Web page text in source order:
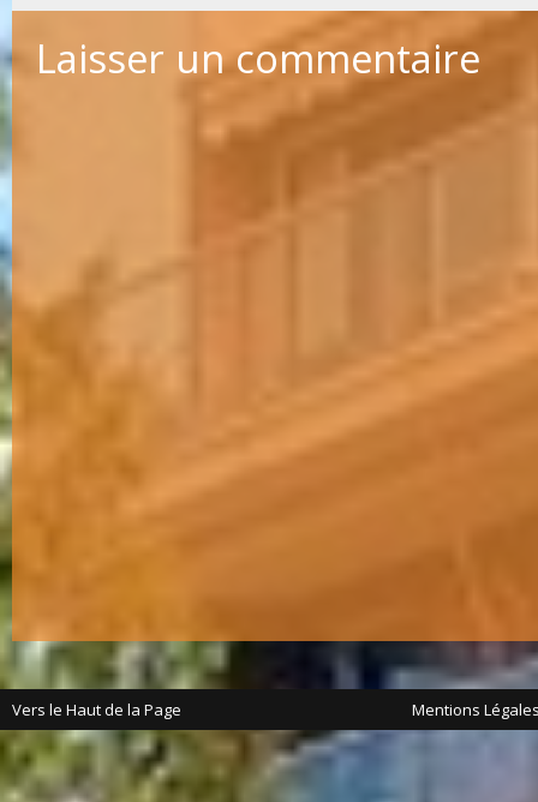
Laisser un commentaire
Vers le Haut de la Page Mentions